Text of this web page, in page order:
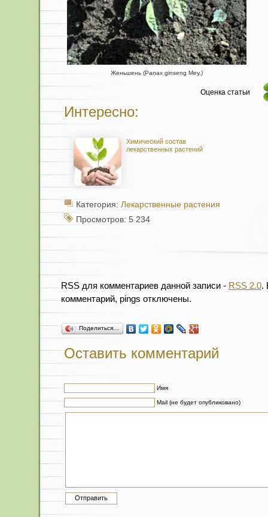
Женьшень (Panax ginseng Меу.)
Оценка статьи
Интересно:
Химический состав
лекарственных растений
Категория: Лекарственные растения
Просмотров: 5 234
RSS для комментариев данной записи - RSS 2.0.
комментарий, pings отключены.
Поделиться…
Оставить комментарий
Имя
Mail (не будет опубликовано)